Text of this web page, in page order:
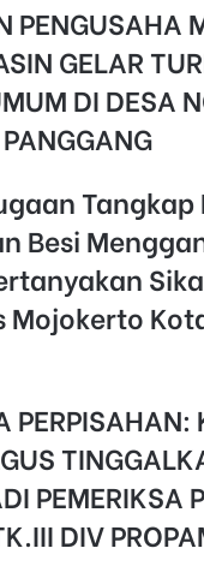
PENGUSAHA
GELAR
DI DESA
Tangkap
Besi
Mojokerto
PERPISAHAN:
PEMERIKSA
DIV